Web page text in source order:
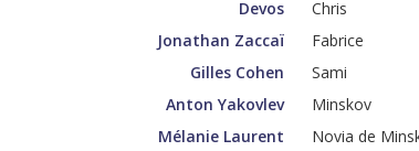
Devos
Chris
Jonathan Zaccaï
Fabrice
Gilles Cohen
Sami
Anton Yakovlev
Minskov
Mélanie Laurent
Novia de